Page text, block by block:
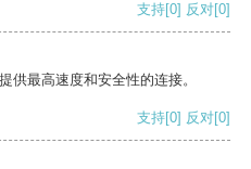
支持[0] 反对[0]
供最高速度和安全性的连接。
支持[0] 反对[0]